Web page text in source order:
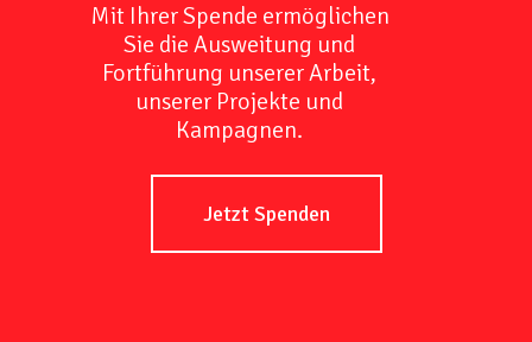
Mit Ihrer Spende ermöglichen
Sie die Ausweitung und
Fortführung unserer Arbeit,
unserer Projekte und
Kampagnen.
Jetzt Spenden